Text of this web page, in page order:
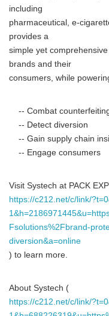
including
pharmaceutical, e-
provides a
simple yet
brands and their
consumers, while
-- Combat
-- Detect diversion
-- Gain supply chain
-- Engage consumers
Visit Systech at PACK
https://c212.net/c/link/
Fsolutions%2Fbrand-
diversion&a=online
) to learn more.
About Systech (
https://c212.net/c/link/